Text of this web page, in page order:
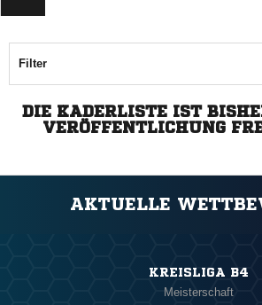
Filter
DIE KADERLISTE IST
VERÖFFENTLICHUNG
AKTUELLE
KREISLIGA B4
Meisterschaft